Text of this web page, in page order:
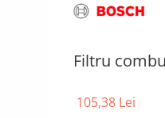
Filtru
105,38 Lei